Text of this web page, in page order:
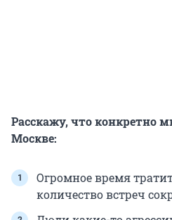
Расскажу, что конкретно
Москве:
Огромное время
количество встреч